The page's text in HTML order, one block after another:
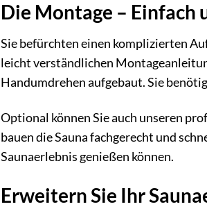
Die Montage –
Sie befürchten einen komplizierten
leicht verständlichen
Handumdrehen aufgebaut. Sie
Optional können Sie auch unseren
bauen die Sauna fachgerecht und
Saunaerlebnis genießen können.
Erweitern Sie Ihr